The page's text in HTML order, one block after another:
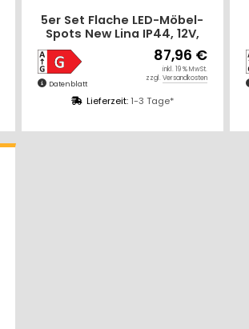
5er Set Flache LED-Möbel-
Spots New Lina IP44, 12V,
2,2W, inklusive Plug & Play
Trafo. Weiß
Lieferzeit:1-3 Tage*
Datenblatt
87,96 €
inkl. 19 % MwSt.
zzgl.Versandkosten